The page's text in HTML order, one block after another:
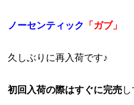
ノーセンティック 「ガブ」
久しぶりに再入荷です♪
初回入荷の際はすぐに完売